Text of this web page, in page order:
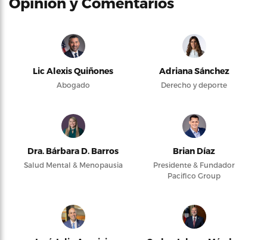
Lic Alexis Quiñones
Abogado
Adriana Sánchez
Derecho y deporte
Dra. Bárbara D. Barros
Salud Mental & Menopausia
Brian Díaz
Presidente & Fundador
Pacifico Group